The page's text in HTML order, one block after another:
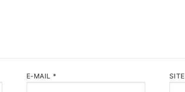
E-MAIL * SITE